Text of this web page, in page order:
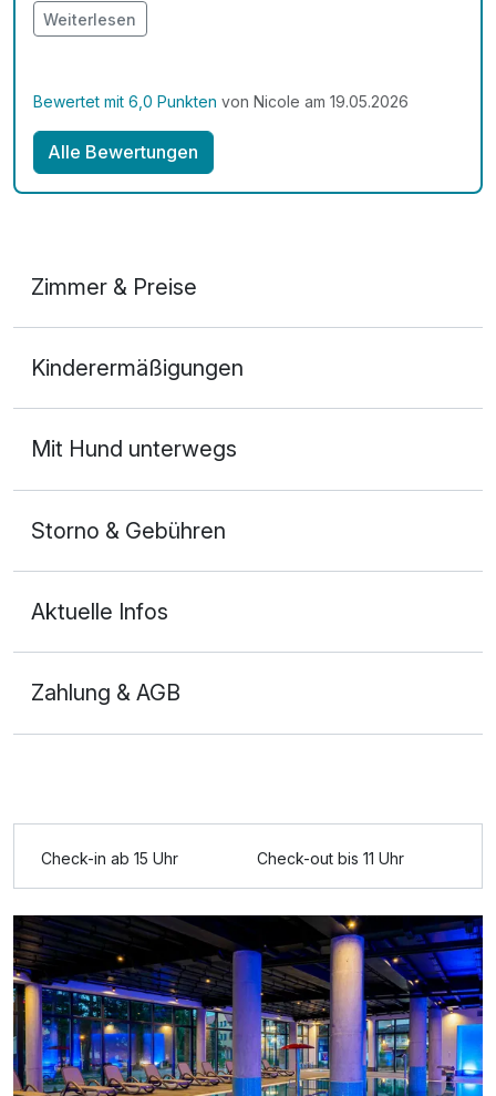
Hund und es waren auch viele im Hotel aber es war
alles sauber... wir kommen auf jedenfall wieder und
wird... Danke an das ganze Team
Weiterlesen
Bewertet mit 6,0 Punkten von Nicole am 19.05.2026
Alle Bewertungen
Zimmer & Preise
2 Erwachsene und 3 Kinder
Für 8 Tage p.P. ab532,00 €
Juniorsuite Meerblick
2 Erwachsene und 2 Kinder
Kinderermäßigungen
Mit Hund unterwegs
Storno & Gebühren
Aktuelle Infos
Zahlung & AGB
Check-in ab 15 Uhr Check-out bis 11 Uhr